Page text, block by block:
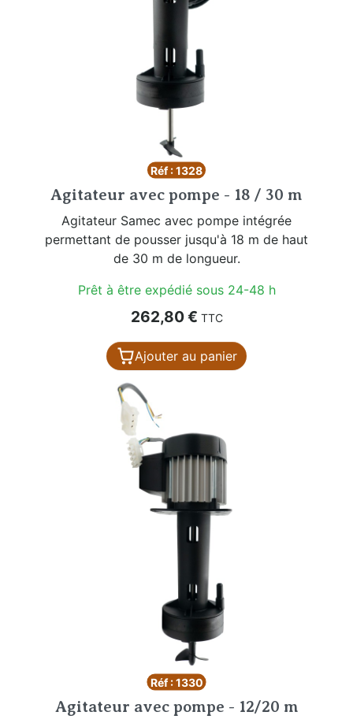
Réf : 1328
Agitateur avec pompe - 18 / 30 m
Agitateur Samec avec pompe intégrée
permettant de pousser jusqu'à 18 m de haut
de 30 m de longueur.
Prêt à être expédié sous 24-48 h
Prix
262,80 € TTC
Ajouter au panier
Réf : 1330
Agitateur avec pompe - 12/20 m